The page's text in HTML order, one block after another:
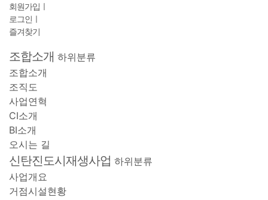
회원가입 ㅣ
로그인 ㅣ
즐겨찾기
조합소개 하위분류
조합소개
조직도
사업연혁
CI소개
BI소개
오시는 길
신탄진도시재생사업 하위분류
사업개요
거점시설현황